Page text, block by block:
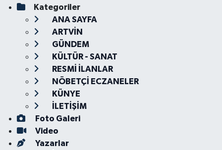
Kategoriler
ANA SAYFA
ARTVİN
GÜNDEM
KÜLTÜR - SANAT
RESMİ İLANLAR
NÖBETÇİ ECZANELER
KÜNYE
İLETİŞİM
Foto Galeri
Video
Yazarlar